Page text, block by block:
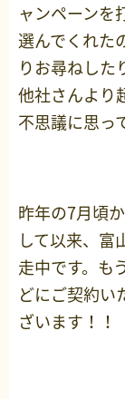
ャンペーンを
選んでくれた
りお尋ねした
他社さんより
不思議に思っ
昨年の7月頃
して以来、富
走中です。も
どにご契約い
ざいます！！